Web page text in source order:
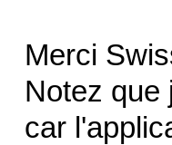
Merci
Notez que
car